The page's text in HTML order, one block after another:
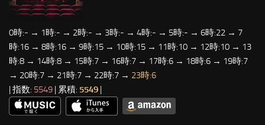
0時:- → 1時:- → 2時:- → 3時:- → 4時:- → 5時:- → 6時:22 → 7
時:16 → 8時:16 → 9時:15 → 10時:15 → 11時:10 → 12時:10 → 13
時:8 → 14時:8 → 15時:7 → 16時:7 → 17時:6 → 18時:6 → 19時:7
→ 20時:7 → 21時:7 → 22時:7 → 23時:6
| 指数: 5549 | 累積: 5549 |